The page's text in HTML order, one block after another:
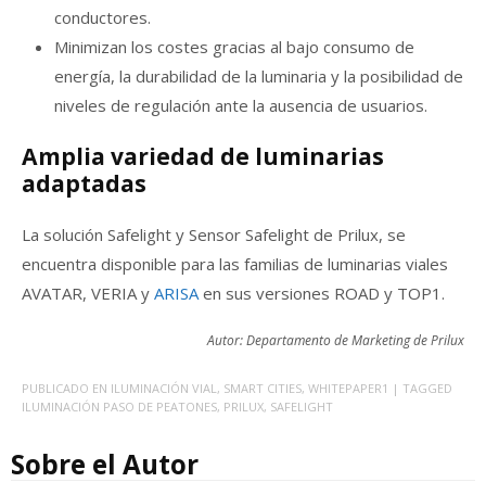
conductores.
Minimizan los costes gracias al bajo consumo de
energía, la durabilidad de la luminaria y la posibilidad de
niveles de regulación ante la ausencia de usuarios.
Amplia variedad de luminarias
adaptadas
La solución Safelight y Sensor Safelight de Prilux, se
encuentra disponible para las familias de luminarias viales
AVATAR, VERIA y ARISAen sus versiones ROAD y TOP1.
Autor: Departamento de Marketing de Prilux
PUBLICADO EN ILUMINACIÓN VIAL , SMART CITIES, WHITEPAPER1 | TAGGED
ILUMINACIÓN PASO DE PEATONES, PRILUX, SAFELIGHT
Sobre el Autor